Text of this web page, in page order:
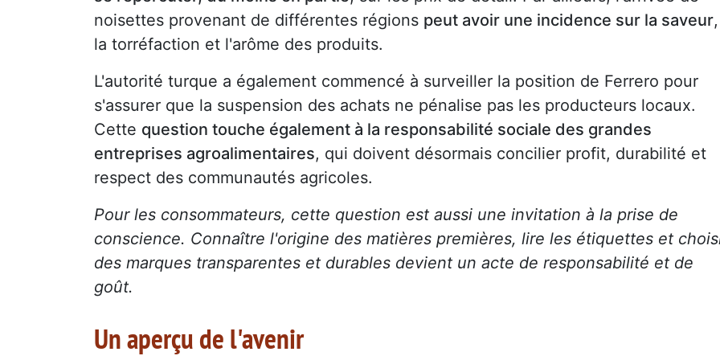
noisettes provenant de différentes régions peut avoir une incidence sur la saveur,
la torréfaction et l'arôme des produits.
L'autorité turque a également commencé à surveiller la position de Ferrero pour
s'assurer que la suspension des achats ne pénalise pas les producteurs locaux.
Cette question touche également à la responsabilité sociale des grandes
entreprises agroalimentaires, qui doivent désormais concilier profit, durabilité et
respect des communautés agricoles.
Pour les consommateurs, cette question est aussi une invitation à la prise de
conscience. Connaître l'origine des matières premières, lire les étiquettes et
des marques transparentes et durables devient un acte de responsabilité et de
goût.
Un aperçu de l'avenir